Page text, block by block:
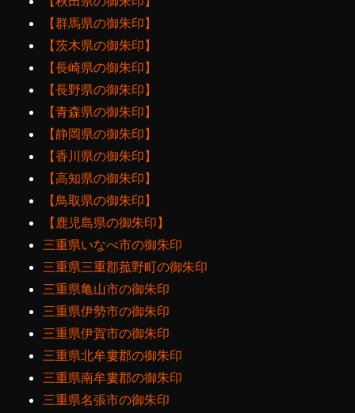
【群馬県の御朱印】
【茨木県の御朱印】
【長崎県の御朱印】
【長野県の御朱印】
【青森県の御朱印】
【静岡県の御朱印】
【香川県の御朱印】
【高知県の御朱印】
【鳥取県の御朱印】
【鹿児島県の御朱印】
三重県いなべ市の御朱印
三重県三重郡菰野町の御朱印
三重県亀山市の御朱印
三重県伊勢市の御朱印
三重県伊賀市の御朱印
三重県北牟婁郡の御朱印
三重県南牟婁郡の御朱印
三重県名張市の御朱印